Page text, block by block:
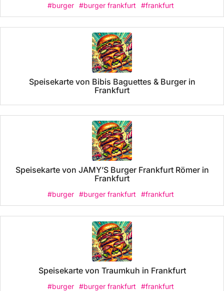
#burger #burger frankfurt #frankfurt
Speisekarte von Bibis Baguettes & Burger in
Frankfurt
Speisekarte von JAMY’S Burger Frankfurt Römer in
Frankfurt
#burger #burger frankfurt #frankfurt
Speisekarte von Traumkuh in Frankfurt
#burger #burger frankfurt #frankfurt